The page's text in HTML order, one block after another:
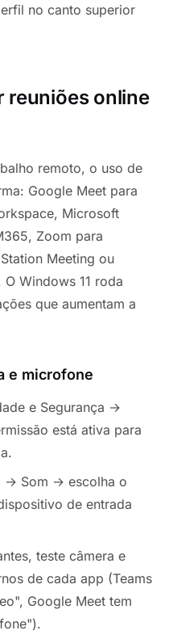
no canto superior
reuniões online
remoto, o uso de
Google Meet para
Microsoft
Zoom para
Meeting ou
Windows 11 roda
que aumentam a
e microfone
e Segurança →
está ativa para
→ Som → escolha o
de entrada
teste câmera e
de cada app (Teams
Google Meet tem